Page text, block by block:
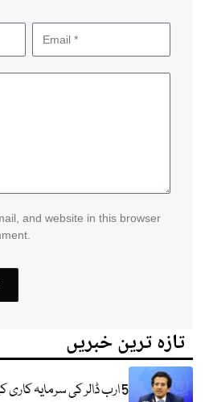
and website in this browser
تازہ ترین خبریں
5 ارب ڈالر کی سرمایہ